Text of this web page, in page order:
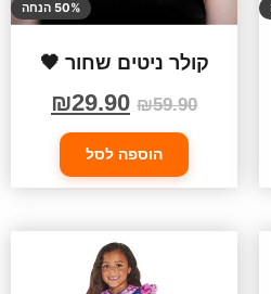
50% הנחה
קולר ניטים שחור 🖤
₪59.90
₪29.90
הוספה לסל